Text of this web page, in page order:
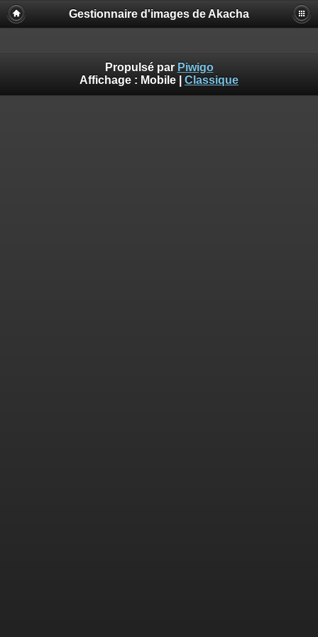
Gestionnaire d'images de Akacha
Propulsé par Piwigo
Affichage : Mobile Classique